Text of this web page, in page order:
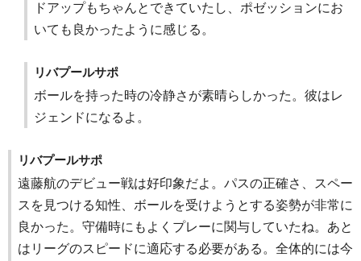
ドアップもちゃんとできていたし、ポゼッションにお
いても良かったように感じる。
リバプールサポ
ボールを持った時の冷静さが素晴らしかった。彼はレ
ジェンドになるよ。
リバプールサポ
遠藤航のデビュー戦は好印象だよ。パスの正確さ、スペー
スを見つける知性、ボールを受けようとする姿勢が非常に
良かった。守備時にもよくプレーに関与していたね。あと
はリーグのスピードに適応する必要がある。全体的には今